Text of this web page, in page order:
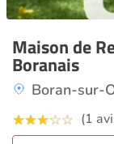
Maison de
Boranais
Boran-sur-
(1